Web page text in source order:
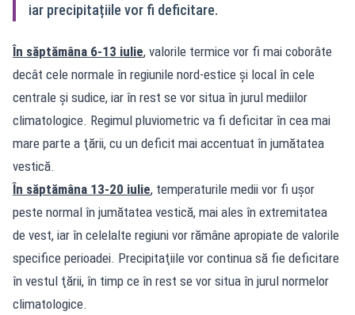
iar precipitațiile vor fi deficitare.
În săptămâna 6-13 iulie, valorile termice vor fi mai coborâte
decât cele normale în regiunile nord-estice şi local în cele
centrale şi sudice, iar în rest se vor situa în jurul mediilor
climatologice. Regimul pluviometric va fi deficitar în cea mai
mare parte a ţării, cu un deficit mai accentuat în jumătatea
vestică.
În săptămâna 13-20 iulie, temperaturile medii vor fi uşor
peste normal în jumătatea vestică, mai ales în extremitatea
de vest, iar în celelalte regiuni vor rămâne apropiate de valorile
specifice perioadei. Precipitaţiile vor continua să fie deficitare
în vestul ţării, în timp ce în rest se vor situa în jurul normelor
climatologice.